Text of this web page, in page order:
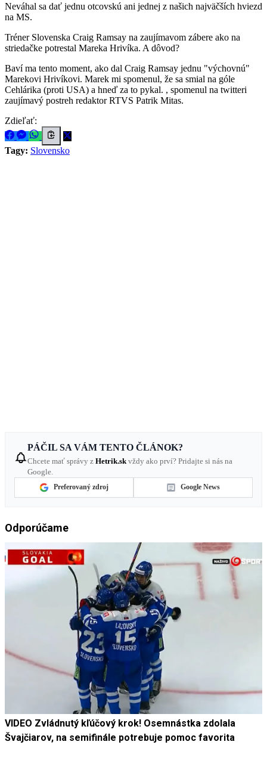
Neváhal sa dať jednu otcovskú ani jednej z našich najväčších hviezd
na MS.
Tréner Slovenska Craig Ramsay na zaujímavom zábere ako na
striedačke potrestal Mareka Hrivíka. A dôvod?
Baví ma tento moment, ako dal Craig Ramsay jednu "výchovnú"
Marekovi Hrivíkovi. Marek mi spomenul, že sa smial na góle
Cehlárika (proti USA) a hneď za to pykal. , spomenul na twitteri
zaujímavý postreh redaktor RTVS Patrik Mitas.
Zdieľať:
Tagy: Slovensko
PÁČIL SA VÁM TENTO ČLÁNOK?
Chcete mať správy z Hetrik.sk vždy ako prví? Pridajte si nás na
Google.
Preferovaný zdroj Google News
Odporúčame
VIDEO Zvládnutý kľúčový krok! Osemnástka zdolala
Švajčiarov, na semifinále potrebuje pomoc favorita